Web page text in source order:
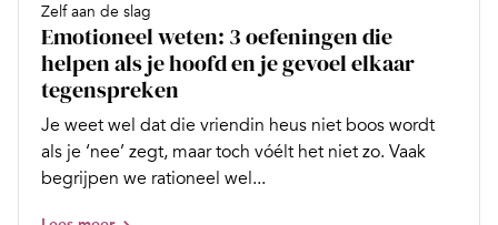
Zelf aan de slag
Emotioneel weten: 3 oefeningen die
helpen als je hoofd en je gevoel elkaar
tegenspreken
Je weet wel dat die vriendin heus niet boos wordt
als je ‘nee’ zegt, maar toch vóélt het niet zo. Vaak
begrijpen we rationeel wel...